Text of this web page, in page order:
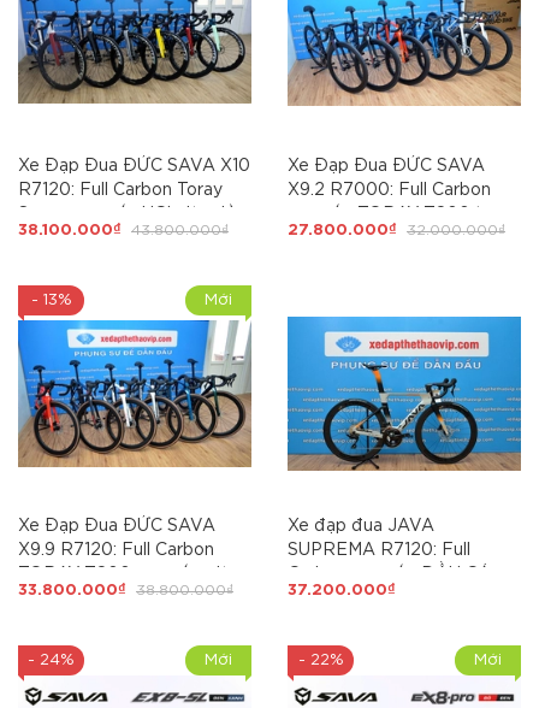
Xe Đạp Đua ĐỨC SAVA X10
R7120: Full Carbon Toray
Cá Mập, full SHIMANO105
SAVA X10 LÀ SỞ HỮU SỰ
ĐẲNG CẤP
38.100.000₫ 43.800.000₫
Xe Đạp Đua ĐỨC SAVA
X9.2 R7000: Full Carbon
UCI, SHIMANO 105-R7000
700x25C. HỦY DIỆT CÁC
ĐỐI THỦ
27.800.000₫ 32.000.000₫
- 13% Mới
Xe Đạp Đua ĐỨC SAVA
X9.9 R7120: Full Carbon
đầu Cá Mập, tem UCI, full
via. Tạo lên kỷ lục mới
33.800.000₫ 38.800.000₫
Xe đạp đua JAVA
SUPREMA R7120: Full
MẬP + Full group SHIMANO
lốp 700x28c, Bản TỐI CAO
xe đạp đua Italy
37.200.000₫
- 24% Mới - 22% Mới